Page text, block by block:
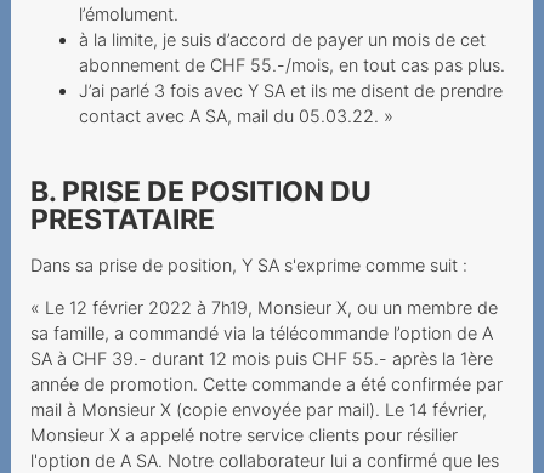
l’émolument.
à la limite, je suis d’accord de payer un mois de cet
abonnement de CHF 55.-/mois, en tout cas pas plus.
J’ai parlé 3 fois avec Y SA et ils me disent de prendre
contact avec A SA, mail du 05.03.22. »
B. PRISE DE POSITION DU
PRESTATAIRE
Dans sa prise de position, Y SA s'exprime comme suit :
« Le 12 février 2022 à 7h19, Monsieur X, ou un membre de
sa famille, a commandé via la télécommande l’option de A
SA à CHF 39.- durant 12 mois puis CHF 55.- après la 1ère
année de promotion. Cette commande a été confirmée par
mail à Monsieur X (copie envoyée par mail). Le 14 février,
Monsieur X a appelé notre service clients pour résilier
l'option de A SA. Notre collaborateur lui a confirmé que les
Sicherheitsleistung
Vertragsverweigerung
wegen fehlender Bonität
missachtet gesetzliche
Vorgaben
2024
Preiserhöhung während der
Mindestvertragsdauer
Anbieter beruft sich zu
Unrecht auf
Mindestvertragsdauer